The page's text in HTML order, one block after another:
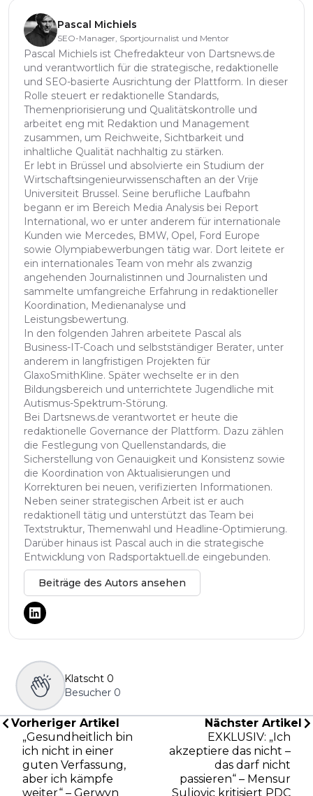
Pascal Michiels
SEO-Manager, Sportjournalist und Mentor
Pascal Michiels ist Chefredakteur von Dartsnews.de
und verantwortlich für die strategische, redaktionelle
und SEO-basierte Ausrichtung der Plattform. In dieser
Rolle steuert er redaktionelle Standards,
Themenpriorisierung und Qualitätskontrolle und
arbeitet eng mit Redaktion und Management
zusammen, um Reichweite, Sichtbarkeit und
inhaltliche Qualität nachhaltig zu stärken.
Er lebt in Brüssel und absolvierte ein Studium der
Wirtschaftsingenieurwissenschaften an der Vrije
Universiteit Brussel. Seine berufliche Laufbahn
begann er im Bereich Media Analysis bei Report
International, wo er unter anderem für internationale
Kunden wie Mercedes, BMW, Opel, Ford Europe
sowie Olympiabewerbungen tätig war. Dort leitete er
ein internationales Team von mehr als zwanzig
angehenden Journalistinnen und Journalisten und
sammelte umfangreiche Erfahrung in redaktioneller
Koordination, Medienanalyse und
Leistungsbewertung.
In den folgenden Jahren arbeitete Pascal als
Business-IT-Coach und selbstständiger Berater, unter
anderem in langfristigen Projekten für
GlaxoSmithKline. Später wechselte er in den
Bildungsbereich und unterrichtete Jugendliche mit
Autismus-Spektrum-Störung.
Bei Dartsnews.de verantwortet er heute die
redaktionelle Governance der Plattform. Dazu zählen
die Festlegung von Quellenstandards, die
Sicherstellung von Genauigkeit und Konsistenz sowie
die Koordination von Aktualisierungen und
Korrekturen bei neuen, verifizierten Informationen.
Neben seiner strategischen Arbeit ist er auch
redaktionell tätig und unterstützt das Team bei
Textstruktur, Themenwahl und Headline-Optimierung.
Darüber hinaus ist Pascal auch in die strategische
Entwicklung von Radsportaktuell.de eingebunden.
Beiträge des Autors ansehen
Klatscht 0
Besucher 0
Vorheriger Artikel
„Gesundheitlich bin
ich nicht in einer
guten Verfassung,
aber ich kämpfe
weiter“ – Gerwyn
Nächster Artikel
EXKLUSIV: „Ich
akzeptiere das nicht –
das darf nicht
passieren“ – Mensur
Suljovic kritisiert PDC